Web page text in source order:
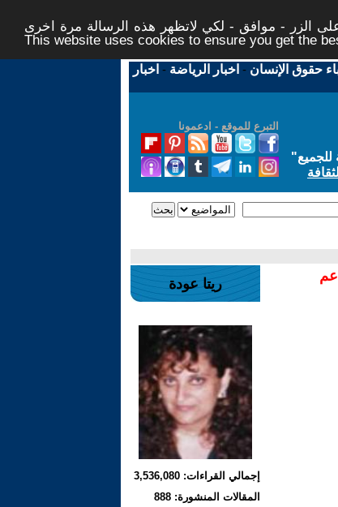
الزر - موافق - لكي لاتظهر هذه الرسالة مرة اخرى -
This website uses cookies to ensure you get the
حقوق الإنسان - اخبار الرياضة - اخبار
التبرع للموقع - ادعمونا
"
ريتا عودة
إجمالي القراءات: 3,536,080
المقالات المنشورة: 888